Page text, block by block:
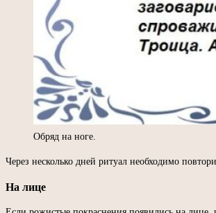
Обряд на ноге.
Через несколько дней ритуал необходимо
На лице